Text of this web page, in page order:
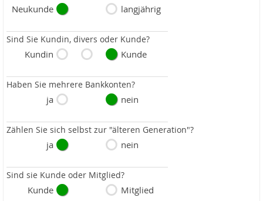
Neukunde langjährig
Sind Sie Kundin, divers oder Kunde?
Kundin Kunde
Haben Sie mehrere Bankkonten?
ja nein
Zählen Sie sich selbst zur "älteren Generation"?
ja nein
Sind sie Kunde oder Mitglied?
Kunde Mitglied